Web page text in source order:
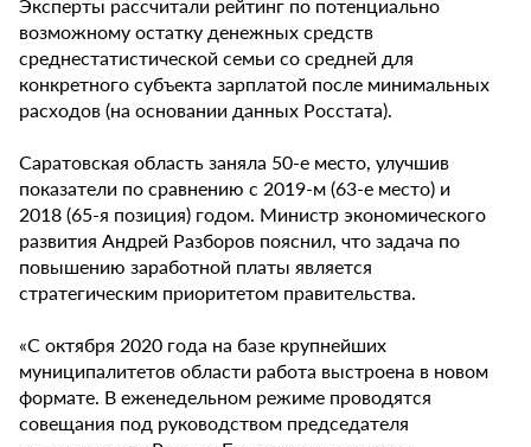
возможному остатку денежных средств
среднестатистической семьи со средней для
конкретного субъекта зарплатой после минимальных
расходов (на основании данных Росстата).
Саратовская область заняла 50-е место, улучшив
показатели по сравнению с 2019-м (63-е место) и
2018 (65-я позиция) годом. Министр экономического
развития Андрей Разборов пояснил, что задача по
повышению заработной платы является
стратегическим приоритетом правительства.
«С октября 2020 года на базе крупнейших
муниципалитетов области работа выстроена в новом
формате. В еженедельном режиме проводятся
совещания под руководством председателя